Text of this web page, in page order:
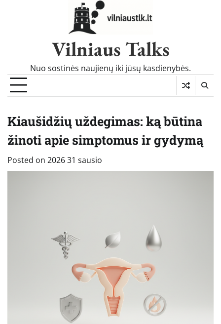
Vilniaus Talks
Nuo sostinės naujienų iki jūsų kasdienybės.
Kiaušidžių uždegimas: ką būtina
žinoti apie simptomus ir gydymą
Posted on 2026 31 sausio